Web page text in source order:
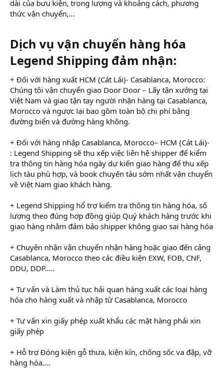
dài của bưu kiện, trọng lượng và khoảng cách, phương
thức vận chuyển,...
Dịch vụ vận chuyển hàng hóa
Legend Shipping đảm nhận:
+ Đối với hàng xuất HCM (Cát Lái)- Casablanca, Morocco:
Chúng tôi vận chuyển giao Door Door – Lấy tận xưởng tại
Việt Nam và giao tận tay người nhận hàng tại Casablanca,
Morocco và ngược lại bao gồm toàn bộ chi phí bằng
đường biển và đường hàng không.
+ Đối với hàng nhập Casablanca, Morocco– HCM (Cát Lái)-
: Legend Shipping sẽ thu xếp việc liên hệ shipper để kiểm
tra thông tin hàng hóa ngày dự kiến giao hàng để thu xếp
lịch tàu phù hợp, và book chuyến tàu sớm nhất vận chuyển
về Việt Nam giao khách hàng.
+ Legend Shipping hổ trợ kiểm tra thông tin hàng hóa, số
lượng theo đúng hợp đồng giúp Quý khách hàng trước khi
giao hàng nhằm đảm bảo shipper không giao sai hàng hóa
+ Chuyên nhận vận chuyển nhận hàng hoặc giao đến cảng
Casablanca, Morocco theo các điều kiện EXW, FOB, CNF,
DDU, DDP…..
+ Tư vấn và Làm thủ tục hải quan hàng xuất các loại hàng
hóa cho hàng xuất và nhập từ Casablanca, Morocco
+ Tư vấn xin giấy phép xuất khẩu các mặt hàng phải xin
giấy phép
+ Hỗ trợ Đóng kiện gỗ thưa, kiện kín, chống sốc va đập, vỡ
hàng hóa….